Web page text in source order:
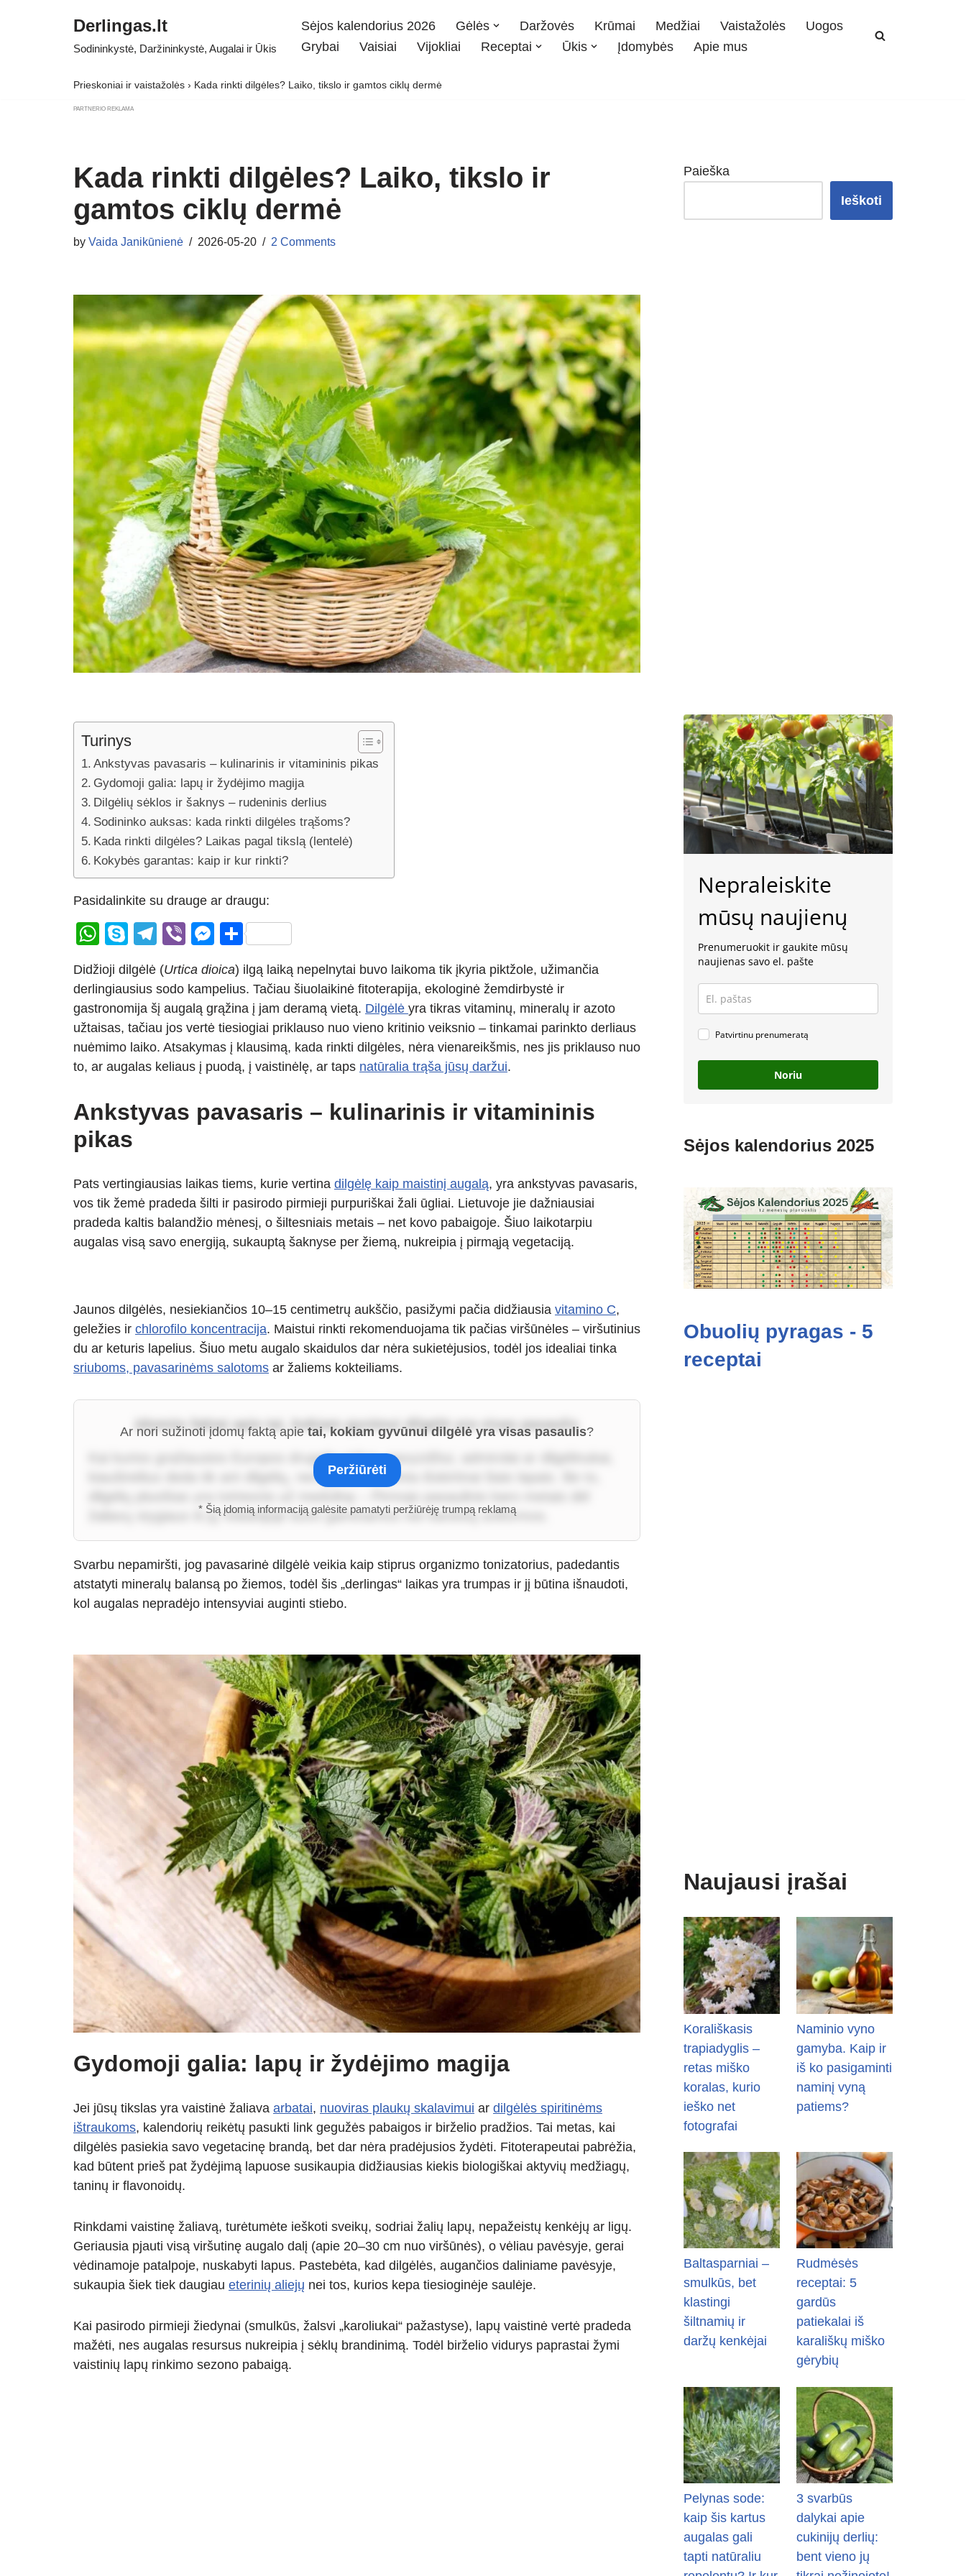
Derlingas.lt
Sodininkystė, Daržininkystė, Augalai ir Ūkis
Sėjos kalendorius 2026 Gėlės Daržovės Krūmai Medžiai Vaistažolės
Uogos
Grybai
Vaisiai Vijokliai Receptai Ūkis Įdomybės Apie mus
Prieskoniai ir vaistažolės › Kada rinkti dilgėles? Laiko, tikslo ir gamtos ciklų dermė
PARTNERIO REKLAMA
Kada rinkti dilgėles? Laiko, tikslo ir
gamtos ciklų dermė
by Vaida Janikūnienė 2026-05-20 2 Comments
Turinys
Ankstyvas pavasaris – kulinarinis ir vitamininis pikas
Gydomoji galia: lapų ir žydėjimo magija
Dilgėlių sėklos ir šaknys – rudeninis derlius
Sodininko auksas: kada rinkti dilgėles trąšoms?
Kada rinkti dilgėles? Laikas pagal tikslą (lentelė)
Kokybės garantas: kaip ir kur rinkti?
Pasidalinkite su drauge ar draugu:
W
at
s
A
p
p
S
p
e
T
e
gr
a
m
Vi
er
M
ss
e
n
g
er
S
ar
e
Didžioji dilgėlė (Urtica dioica) ilgą laiką nepelnytai buvo laikoma tik įkyria piktžole, užimančia
derlingiausius sodo kampelius. Tačiau šiuolaikinė fitoterapija, ekologinė žemdirbystė ir
gastronomija šį augalą grąžina į jam deramą vietą. Dilgėlė yra tikras vitaminų, mineralų ir azoto
užtaisas, tačiau jos vertė tiesiogiai priklauso nuo vieno kritinio veiksnio – tinkamai parinkto derliaus
nuėmimo laiko. Atsakymas į klausimą, kada rinkti dilgėles, nėra vienareikšmis, nes jis priklauso nuo
to, ar augalas keliaus į puodą, į vaistinėlę, ar taps natūralia trąša jūsų daržui.
Ankstyvas pavasaris – kulinarinis ir vitamininis
pikas
Pats vertingiausias laikas tiems, kurie vertina dilgėlę kaip maistinį augalą, yra ankstyvas pavasaris,
vos tik žemė pradeda šilti ir pasirodo pirmieji purpuriškai žali ūgliai. Lietuvoje jie dažniausiai
pradeda kaltis balandžio mėnesį, o šiltesniais metais – net kovo pabaigoje. Šiuo laikotarpiu
augalas visą savo energiją, sukauptą šaknyse per žiemą, nukreipia į pirmąją vegetaciją.
Jaunos dilgėlės, nesiekiančios 10–15 centimetrų aukščio, pasižymi pačia didžiausia vitamino C,
geležies ir chlorofilo koncentracija. Maistui rinkti rekomenduojama tik pačias viršūnėles – viršutinius
du ar keturis lapelius. Šiuo metu augalo skaidulos dar nėra sukietėjusios, todėl jos idealiai tinka
sriuboms, pavasarinėms salotoms ar žaliems kokteiliams.
Įdomūs faktai apie tai, kokiam gyvūnui dilgėlė yra visas pasaulis
Kai kurios gražiausios Europos drugelių rūšys, pavyzdžiui, admirolai ar dilgėlinukai,
kiaušinėlius deda tik ant dilgėlių, nes jų vikšrai minta išskirtinai šiais lapais. Be to,
žaliavų stygiaus iš jų Vokietijoje buvo gaminamos net kareivių uniformos.
Ar nori sužinoti įdomų faktą apietai, kokiam gyvūnui dilgėlė yra visas pasaulis?
Peržiūrėti
* Šią įdomią informaciją galėsite pamatyti peržiūrėję trumpą reklamą
Svarbu nepamiršti, jog pavasarinė dilgėlė veikia kaip stiprus organizmo tonizatorius, padedantis
atstatyti mineralų balansą po žiemos, todėl šis „derlingas“ laikas yra trumpas ir jį būtina išnaudoti,
kol augalas nepradėjo intensyviai auginti stiebo.
Gydomoji galia: lapų ir žydėjimo magija
Jei jūsų tikslas yra vaistinė žaliava arbatai, nuoviras plaukų skalavimui ar dilgėlės spiritinėms
ištraukoms, kalendorių reikėtų pasukti link gegužės pabaigos ir birželio pradžios. Tai metas, kai
dilgėlės pasiekia savo vegetacinę brandą, bet dar nėra pradėjusios žydėti. Fitoterapeutai pabrėžia,
kad būtent prieš pat žydėjimą lapuose susikaupia didžiausias kiekis biologiškai aktyvių medžiagų,
taninų ir flavonoidų.
Rinkdami vaistinę žaliavą, turėtumėte ieškoti sveikų, sodriai žalių lapų, nepažeistų kenkėjų ar ligų.
Geriausia pjauti visą viršutinę augalo dalį (apie 20–30 cm nuo viršūnės), o vėliau pavėsyje, gerai
vėdinamoje patalpoje, nuskabyti lapus. Pastebėta, kad dilgėlės, augančios daliniame pavėsyje,
sukaupia šiek tiek daugiau eterinių aliejų nei tos, kurios kepa tiesioginėje saulėje.
Kai pasirodo pirmieji žiedynai (smulkūs, žalsvi „karoliukai“ pažastyse), lapų vaistinė vertė pradeda
mažėti, nes augalas resursus nukreipia į sėklų brandinimą. Todėl birželio vidurys paprastai žymi
vaistinių lapų rinkimo sezono pabaigą.
Paieška
Ieškoti
Nepraleiskite
mūsų naujienų
Prenumeruokit ir gaukite mūsų
naujienas savo el. pašte
Patvirtinu prenumeratą
Noriu
Sėjos kalendorius 2025
Obuolių pyragas - 5
receptai
Naujausi įrašai
Korališkasis
trapiadyglis –
retas miško
koralas, kurio
ieško net
fotografai
Naminio vyno
gamyba. Kaip ir
iš ko pasigaminti
naminį vyną
patiems?
Baltasparniai –
smulkūs, bet
klastingi
šiltnamių ir
daržų kenkėjai
Rudmėsės
receptai: 5
gardūs
patiekalai iš
karališkų miško
gėrybių
Pelynas sode:
kaip šis kartus
augalas gali
tapti natūraliu
3 svarbūs
dalykai apie
cukinijų derlių:
bent vieno jų